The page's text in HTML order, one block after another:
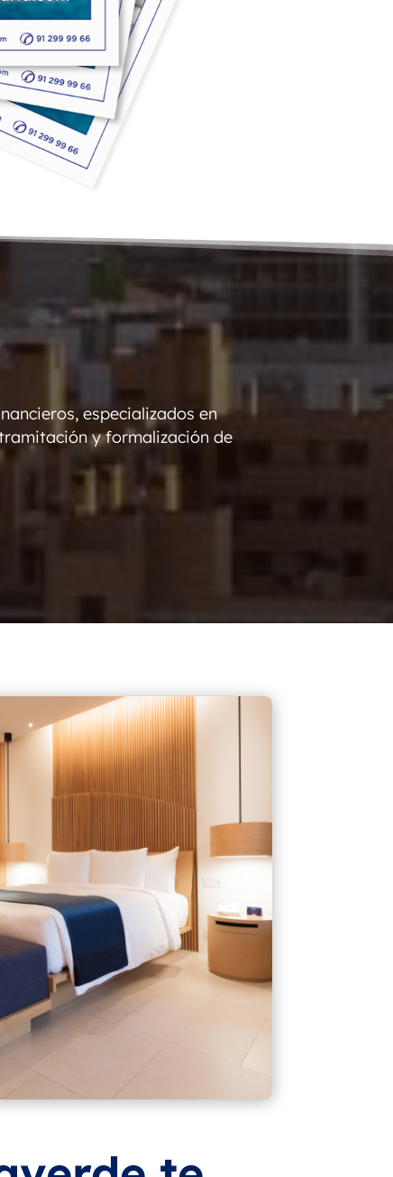
especializados en
y formalización de